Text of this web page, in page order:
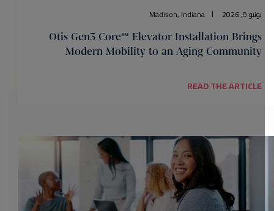
يونيو 9, 2026 Madison, Indiana
Otis Gen3 Core™ Elevator Installation Brings
Modern Mobility to an Aging Community
READ THE ARTICLE